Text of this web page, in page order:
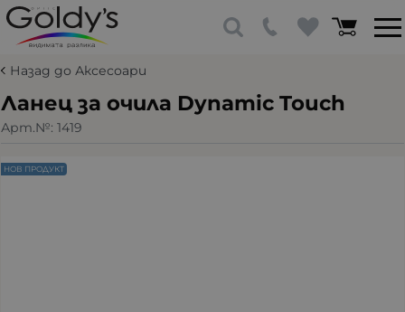
Назад до Аксесоари
Ланец за очила Dynamic Touch
Арт.№: 1419
НОВ ПРОДУКТ